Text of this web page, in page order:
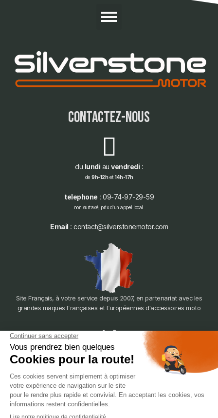
contactez-nous
du lundi au vendredi :
de 9h-12het 14h-17h
telephone : 09-74-97-29-59
non surtaxé, prix d'un appel local.
Email : contact@silverstonemotor.com
Site Français, à votre service depuis 2007, en partenariat avec les
grandes maques Françaises et Européennes d'accessoires moto
388 Av. Charles de Gaulle, 69200 Vénissieux